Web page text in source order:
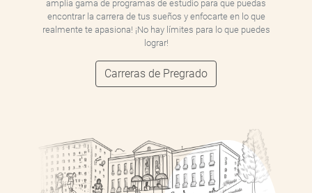
amplia gama de programas de estudio para que puedas
encontrar la carrera de tus sueños y enfocarte en lo que
realmente te apasiona! ¡No hay límites para lo que puedes
lograr!
Carreras de Pregrado